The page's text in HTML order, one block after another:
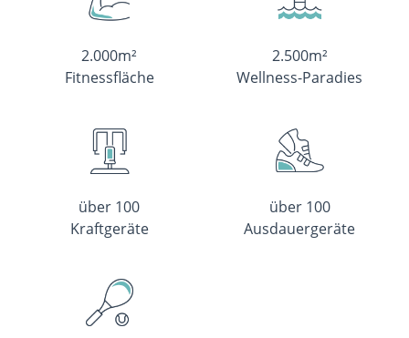
2.000m²
Fitnessfläche
2.500m²
Wellness-Paradies
über 100
Kraftgeräte
über 100
Ausdauergeräte